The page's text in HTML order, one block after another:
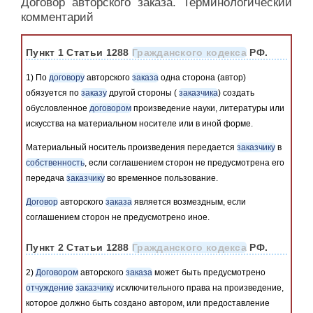
комментарий
Пункт 1 Статьи 1288Гражданского кодекса РФ.
1) По договору авторского заказа одна сторона (автор)
обязуется по заказу другой стороны ( заказчика) создать
обусловленное договором произведение науки, литературы или
искусства на материальном носителе или в иной форме.
Материальный носитель произведения передается заказчику в
собственность, если соглашением сторон не предусмотрена его
передача заказчику во временное пользование.
Договор авторского заказа является возмездным, если
соглашением сторон не предусмотрено иное.
Пункт 2 Статьи 1288Гражданского кодекса РФ.
2) Договором авторского заказа может быть предусмотрено
отчуждение заказчику исключительного права на произведение,
которое должно быть создано автором, или предоставление